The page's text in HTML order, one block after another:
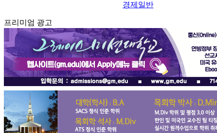
경제일반
프리미엄 광고